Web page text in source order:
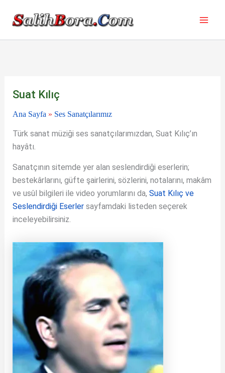
Suat Kılıç
Ana Sayfa » Ses Sanatçılarımız
Türk sanat müziği ses sanatçılarımızdan, Suat Kılıç’ın
hayâtı.
Sanatçının sitemde yer alan seslendirdiği eserlerin;
bestekârlarını, güfte şairlerini, sözlerini, notalarını, makâm
ve usûl bilgileri ile video yorumlarını da, Suat Kılıç ve
Seslendirdiği Eserlersayfamdaki listeden seçerek
inceleyebilirsiniz.